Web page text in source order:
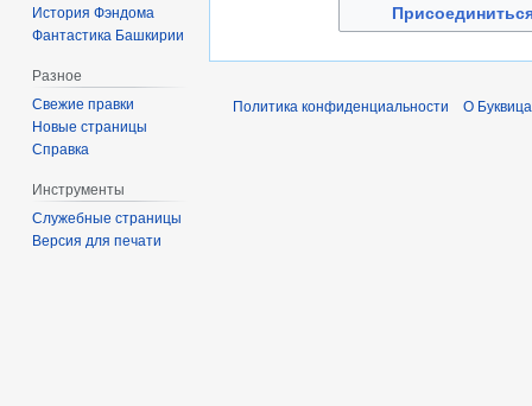
История Фэндома
Фантастика Башкирии
Разное
Свежие правки
Новые страницы
Справка
Инструменты
Служебные страницы
Версия для печати
Политика конфиденциальности О Буквица